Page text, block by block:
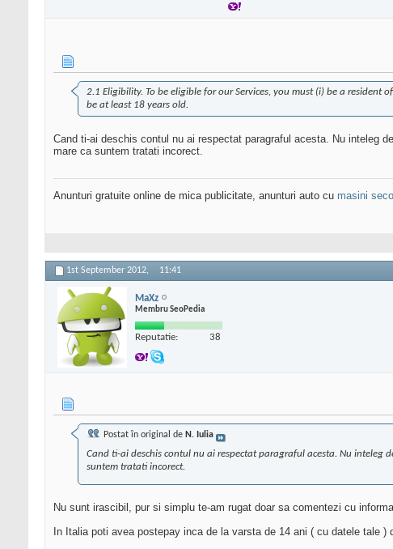
2.1 Eligibility. To be eligible for our Services, you must (i) be a
be at least 18 years old.
Cand ti-ai deschis contul nu ai respectat paragraful acesta. Nu inteleg
mare ca suntem tratati incorect.
Anunturi gratuite online de mica publicitate, anunturi auto cu masini
1st September 2012, 11:41
MaXz
Membru SeoPedia
Reputatie: 38
Postat în original de N. Iulia
Cand ti-ai deschis contul nu ai respectat paragraful acesta. Nu inteleg
suntem tratati incorect.
Nu sunt irascibil, pur si simplu te-am rugat doar sa comentezi cu
In Italia poti avea postepay inca de la varsta de 14 ani ( cu datele tale